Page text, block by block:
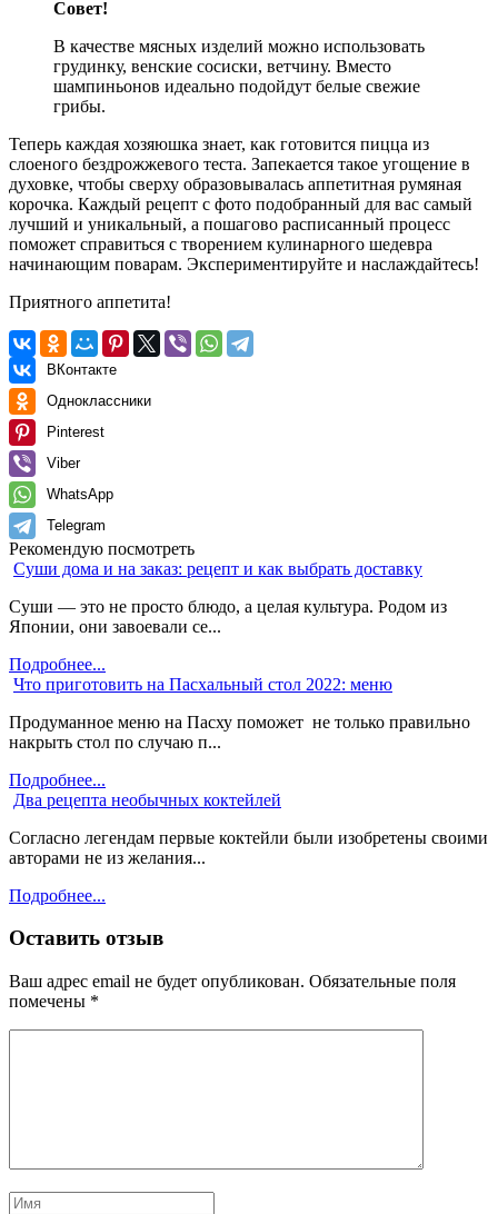
Совет!
В качестве мясных изделий можно использовать
грудинку, венские сосиски, ветчину. Вместо
шампиньонов идеально подойдут белые свежие
грибы.
Теперь каждая хозяюшка знает, как готовится пицца из
слоеного бездрожжевого теста. Запекается такое угощение в
духовке, чтобы сверху образовывалась аппетитная румяная
корочка. Каждый рецепт с фото подобранный для вас самый
лучший и уникальный, а пошагово расписанный процесс
поможет справиться с творением кулинарного шедевра
начинающим поварам. Экспериментируйте и наслаждайтесь!
Приятного аппетита!
ВКонтакте
Одноклассники
Pinterest
Viber
WhatsApp
Telegram
Рекомендую посмотреть
Суши дома и на заказ: рецепт и как выбрать доставку
Суши — это не просто блюдо, а целая культура. Родом из
Японии, они завоевали се...
Подробнее...
Что приготовить на Пасхальный стол 2022: меню
Продуманное меню на Пасху поможет не только правильно
накрыть стол по случаю п...
Подробнее...
Два рецепта необычных коктейлей
Согласно легендам первые коктейли были изобретены своими
авторами не из желания...
Подробнее...
Оставить отзыв
Ваш адрес email не будет опубликован. Обязательные поля
помечены *